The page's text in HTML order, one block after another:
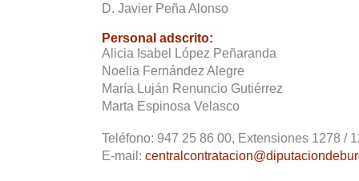
D. Javier Peña Alonso
Personal adscrito:
Alicia Isabel López Peñaranda
Noelia Fernández Alegre
María Luján Renuncio Gutiérrez
Marta Espinosa Velasco
Teléfono: 947 25 86 00, Extensiones 1278 /
E-mail: